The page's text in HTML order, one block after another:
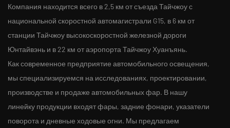
Компания находится всего в 2,5 км от съезда Тайчжоу с
национальной скоростной автомагистрали G15, в 6 км от
станции Тайчжоу высокоскоростной железной дороги
Юнтайвэнь и в 22 км от аэропорта Тайчжоу Хуанъянь.
Как современное предприятие автомобильного освещения,
мы специализируемся на исследованиях, проектировании,
производстве и продаже автомобильных фар. В нашу
линейку продукции входят фары, задние фонари, указатели
поворота и дневные ходовые огни. Мы предлагаем